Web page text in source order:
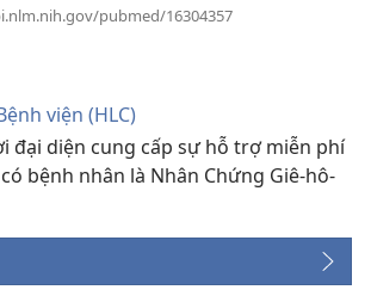
pubmed/16304357
viện (HLC)
đại diện cung cấp sự hỗ trợ miễn phí
bệnh nhân là Nhân Chứng Giê-hô-